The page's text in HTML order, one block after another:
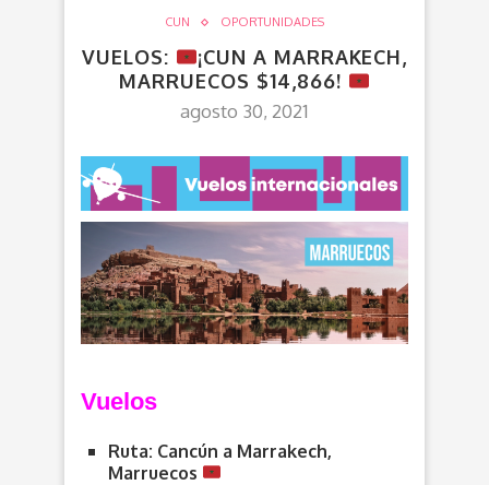
CUN OPORTUNIDADES
VUELOS:
¡CUN A MARRAKECH,
MARRUECOS $14,866!
agosto 30, 2021
Vuelos
Ruta: Cancún a Marrakech,
Marruecos